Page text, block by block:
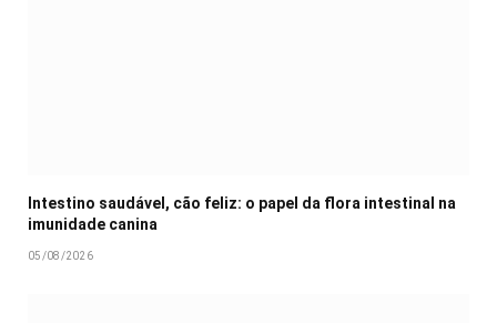
Intestino saudável, cão feliz: o papel da flora intestinal na
imunidade canina
05/08/2026